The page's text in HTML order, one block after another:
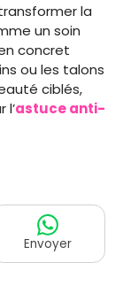
la
un soin
concret
ou les talons
ciblés,
l’astuce anti-
Envoyer